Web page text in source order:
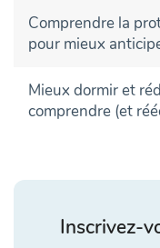
Comprendre la
pour mieux
Mieux dormir et
comprendre (et
Inscrivez-